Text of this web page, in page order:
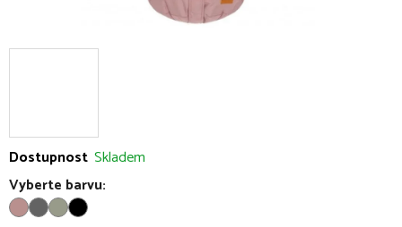
Dostupnost Skladem
Vyberte barvu: